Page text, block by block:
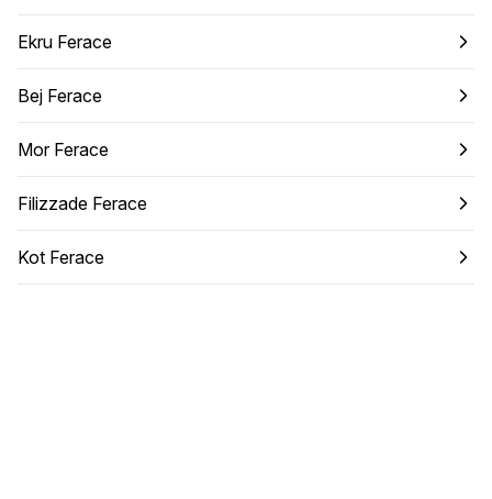
Ekru Ferace
Bej Ferace
Mor Ferace
Filizzade Ferace
Kot Ferace